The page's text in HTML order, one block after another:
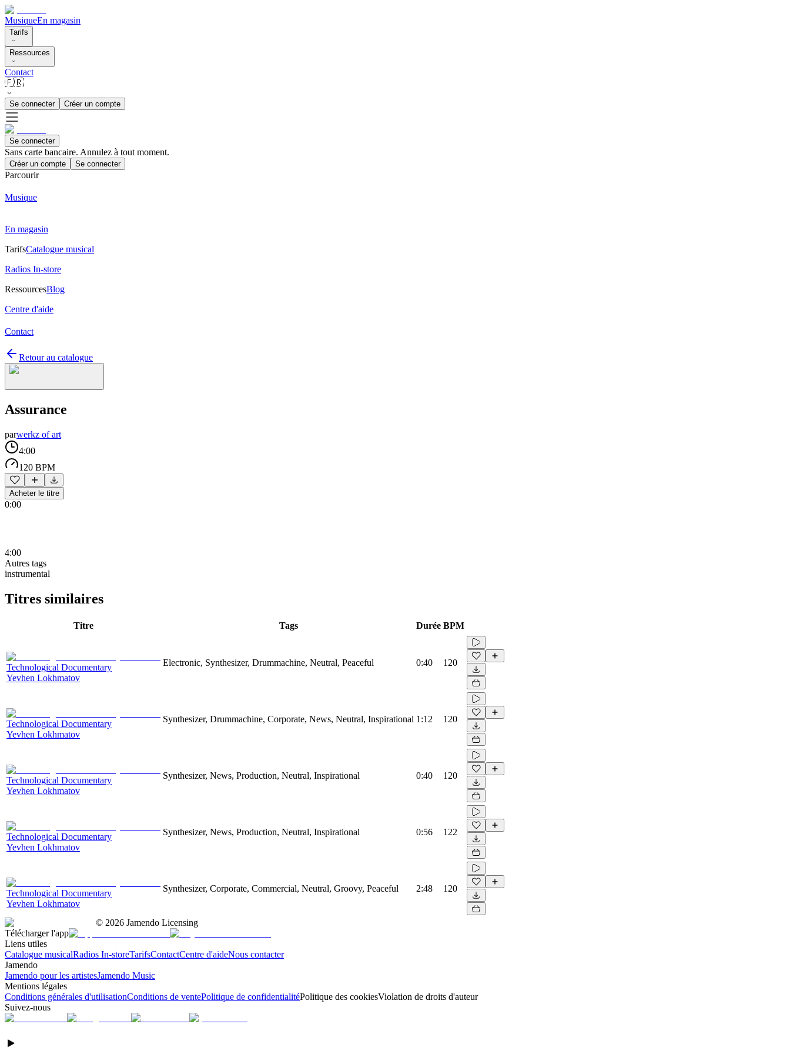
MusiqueEn magasin
Tarifs
Ressources
Contact
🇫🇷
Se connecter Créer un compte
Se connecter
Sans carte bancaire. Annulez à tout moment.
Créer un compte Se connecter
Parcourir
Musique
En magasin
TarifsCatalogue musical
Radios In-store
RessourcesBlog
Centre d'aide
Contact
Retour au catalogue
Assurance
parwerkz of art
4:00
120 BPM
Acheter le titre
0:00
4:00
Autres tags
instrumental
Titres similaires
Titre Tags Durée BPM
Technological Documentary
Yevhen Lokhmatov
Electronic, Synthesizer, Drummachine, Neutral, Peaceful 0:40 120
Technological Documentary
Yevhen Lokhmatov
Synthesizer, Drummachine, Corporate, News, Neutral, Inspirational 1:12 120
Technological Documentary
Yevhen Lokhmatov
Synthesizer, News, Production, Neutral, Inspirational 0:40 120
Technological Documentary
Yevhen Lokhmatov
Synthesizer, News, Production, Neutral, Inspirational 0:56 122
Technological Documentary
Yevhen Lokhmatov
Synthesizer, Corporate, Commercial, Neutral, Groovy, Peaceful 2:48 120
© 2026 Jamendo Licensing
Télécharger l'app
Liens utiles
Catalogue musicalRadios In-storeTarifsContactCentre d'aideNous contacter
Jamendo
Jamendo pour les artistesJamendo Music
Mentions légales
Conditions générales d'utilisationConditions de ventePolitique de confidentialitéPolitique des cookiesViolation de droits d'auteur
Suivez-nous